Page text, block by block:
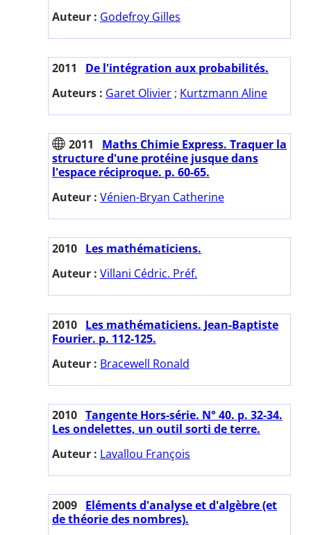
Auteur : Godefroy Gilles
2011
De l'intégration aux probabilités.
Auteurs : Garet Olivier ; Kurtzmann Aline
2011
Maths Chimie Express. Traquer la
structure d'une protéine jusque dans
l'espace réciproque. p. 60-65.
Auteur : Vénien-Bryan Catherine
2010 Les mathématiciens.
Auteur : Villani Cédric. Préf.
2010 Les mathématiciens. Jean-Baptiste
Fourier. p. 112-125.
Auteur : Bracewell Ronald
2010 Tangente Hors-série. N° 40. p. 32-34.
Les ondelettes, un outil sorti de terre.
Auteur : Lavallou François
2009 Eléments d'analyse et d'algèbre (et
de théorie des nombres).